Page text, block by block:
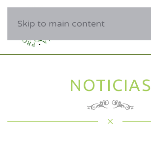
Skip to main content
NOTICIAS